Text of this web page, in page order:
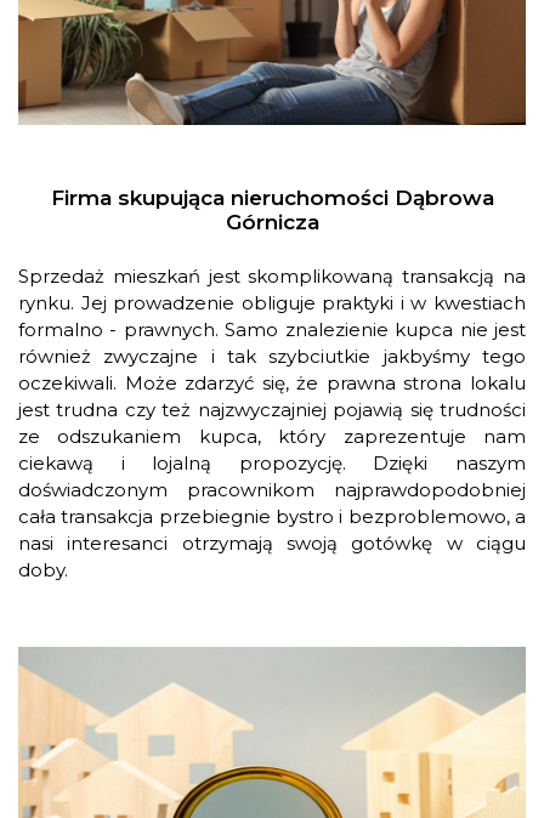
Firma skupująca nieruchomości Dąbrowa
Górnicza
Sprzedaż mieszkań jest skomplikowaną transakcją na
rynku. Jej prowadzenie obliguje praktyki i w kwestiach
formalno - prawnych. Samo znalezienie kupca nie jest
również zwyczajne i tak szybciutkie jakbyśmy tego
oczekiwali. Może zdarzyć się, że prawna strona lokalu
jest trudna czy też najzwyczajniej pojawią się trudności
ze odszukaniem kupca, który zaprezentuje nam
ciekawą i lojalną propozycję. Dzięki naszym
doświadczonym pracownikom najprawdopodobniej
cała transakcja przebiegnie bystro i bezproblemowo, a
nasi interesanci otrzymają swoją gotówkę w ciągu
doby.